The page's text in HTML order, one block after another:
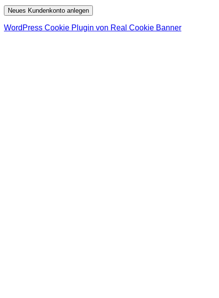
Neues Kundenkonto anlegen
WordPress Cookie Plugin von Real Cookie Banner